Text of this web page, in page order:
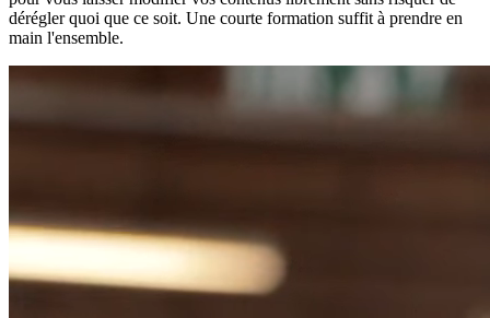
dérégler quoi que ce soit. Une courte formation suffit à prendre en
main l'ensemble.